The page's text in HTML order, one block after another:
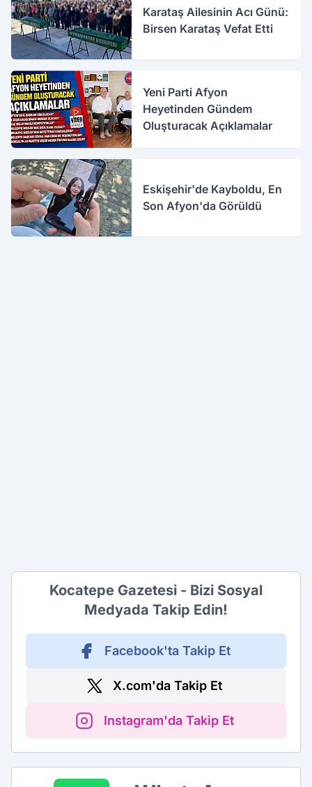
Karataş Ailesinin Acı Günü:
Birsen Karataş Vefat Etti
Yeni Parti Afyon
Heyetinden Gündem
Oluşturacak Açıklamalar
Eskişehir'de Kayboldu, En
Son Afyon'da Görüldü
Kocatepe Gazetesi - Bizi Sosyal
Medyada Takip Edin!
Facebook'ta Takip Et
X.com'da Takip Et
Instagram'da Takip Et